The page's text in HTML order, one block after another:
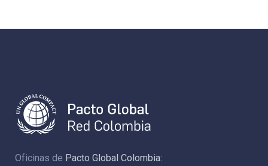
Oficinas de Pacto Global Colombia: